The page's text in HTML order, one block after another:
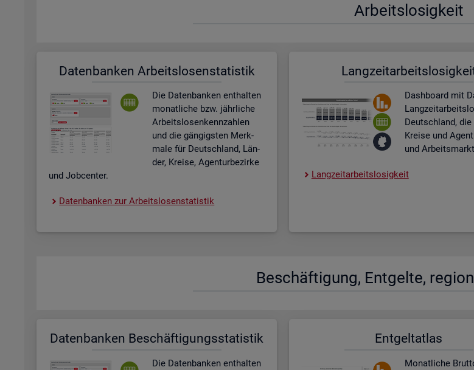
Ar­beits­lo­sig­keit
Da­ten­ban­ken Ar­beits­lo­sen­sta­tis­tik
Die Da­ten­ban­ken ent­hal­ten
mo­nat­li­che bzw. jähr­li­che
Ar­beits­lo­sen­kenn­zah­len
und die gän­gigs­ten Merk­
ma­le für Deutsch­land, Län­
der, Krei­se, Agen­tur­be­zir­ke
und Job­cen­ter.
Da­ten­ban­ken zur Ar­beits­lo­sen­sta­tis­tik
Dash­boardmit
Deutsch­land, die
Krei­se und
und
Lang­zeit­ar­beits­lo­sig­keit
Be­schäf­ti­gung, Ent­gel­te,
Da­ten­ban­ken Be­schäf­ti­gungs­sta­tis­tik
Die Da­ten­ban­ken ent­hal­ten
Ent­gel­t­at­las
Mo­nat­li­che